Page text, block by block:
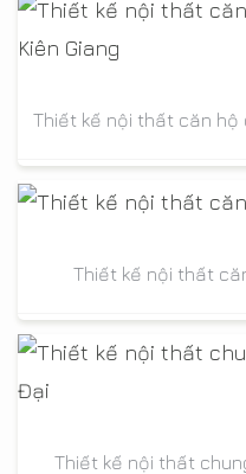
Thiết kế nội thất căn hộ
Thiết kế nội thất
Thiết kế nội thất